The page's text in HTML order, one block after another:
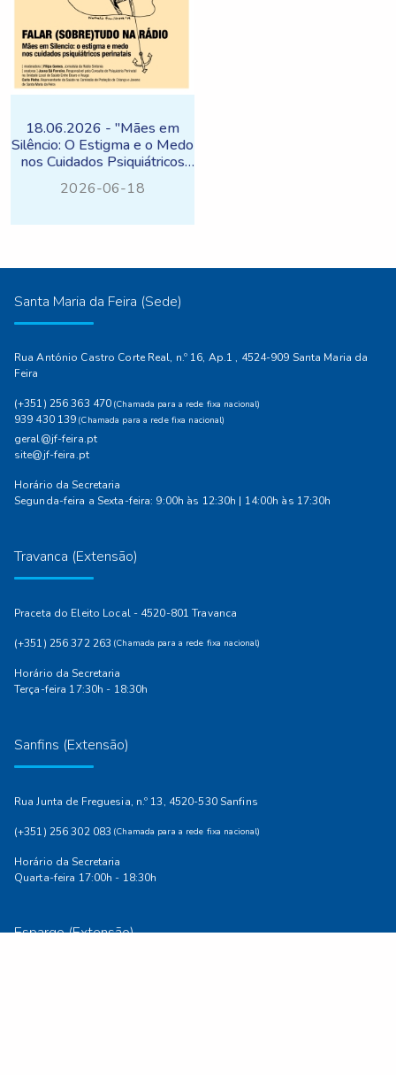
18.06.2026 - "Mães em
Silêncio: O Estigma e o Medo
nos Cuidados Psiquiátricos
Perinatais"
2026-06-18
Santa Maria da Feira (Sede)
Rua António Castro Corte Real, n.º 16, Ap.1 , 4524-909 Santa Maria da
Feira
(+351) 256 363 470 (Chamada para a rede fixa nacional)
939 430 139 (Chamada para a rede fixa nacional)
geral@jf-feira.pt
site@jf-feira.pt
Horário da Secretaria
Segunda-feira a Sexta-feira: 9:00h às 12:30h | 14:00h às 17:30h
Travanca (Extensão)
Praceta do Eleito Local - 4520-801 Travanca
(+351) 256 372 263 (Chamada para a rede fixa nacional)
Horário da Secretaria
Terça-feira 17:30h - 18:30h
Sanfins (Extensão)
Rua Junta de Freguesia, n.º 13, 4520-530 Sanfins
(+351) 256 302 083 (Chamada para a rede fixa nacional)
Horário da Secretaria
Quarta-feira 17:00h - 18:30h
Espargo (Extensão)